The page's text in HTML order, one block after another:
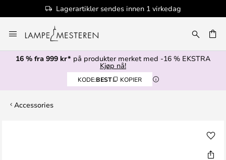
Lagerartikler sendes innen 1 virkedag
til
innhold
16 % fra 999 kr* på produkter merket med -16 % EKSTRA
Kjøp nå!
KODE:BEST KOPIER
Accessories